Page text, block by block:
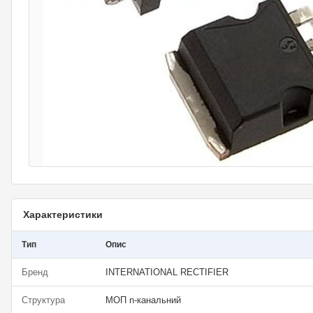
Характеристики
Тип Опис
Бренд INTERNATIONAL RECTIFIER
Структура МОП n-канальний